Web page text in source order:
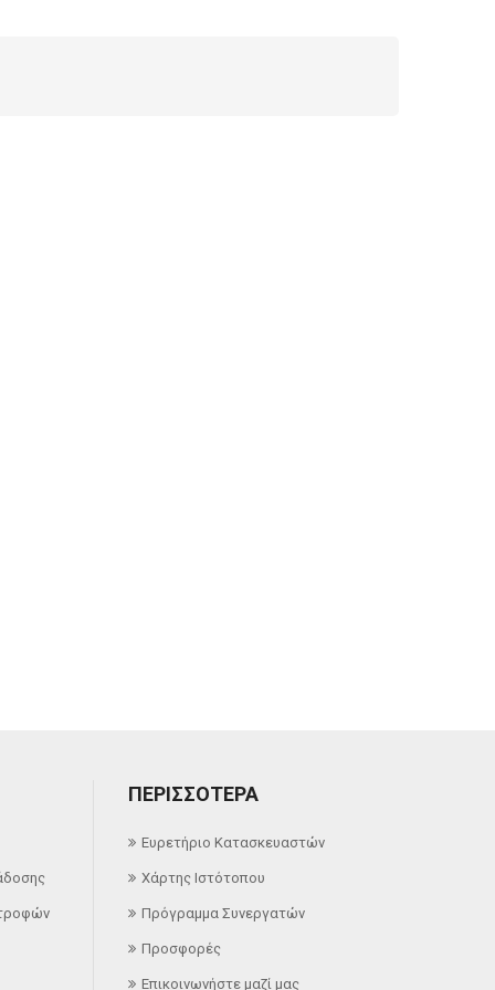
ΠΕΡΙΣΣΌΤΕΡΑ
Ευρετήριο Κατασκευαστών
Χάρτης Ιστότοπου
Πρόγραμμα Συνεργατών
Προσφορές
Επικοινωνήστε μαζί μας